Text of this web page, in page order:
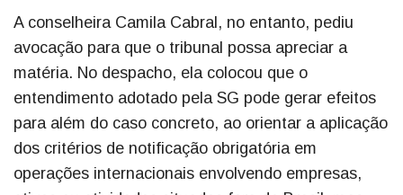
A conselheira Camila Cabral, no entanto, pediu
avocação para que o tribunal possa apreciar a
matéria. No despacho, ela colocou que o
entendimento adotado pela SG pode gerar efeitos
para além do caso concreto, ao orientar a aplicação
dos critérios de notificação obrigatória em
operações internacionais envolvendo empresas,